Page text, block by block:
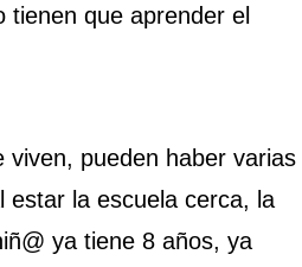
que aprender el
viven, pueden haber varias
estar la escuela cerca, la
ya tiene 8 años, ya